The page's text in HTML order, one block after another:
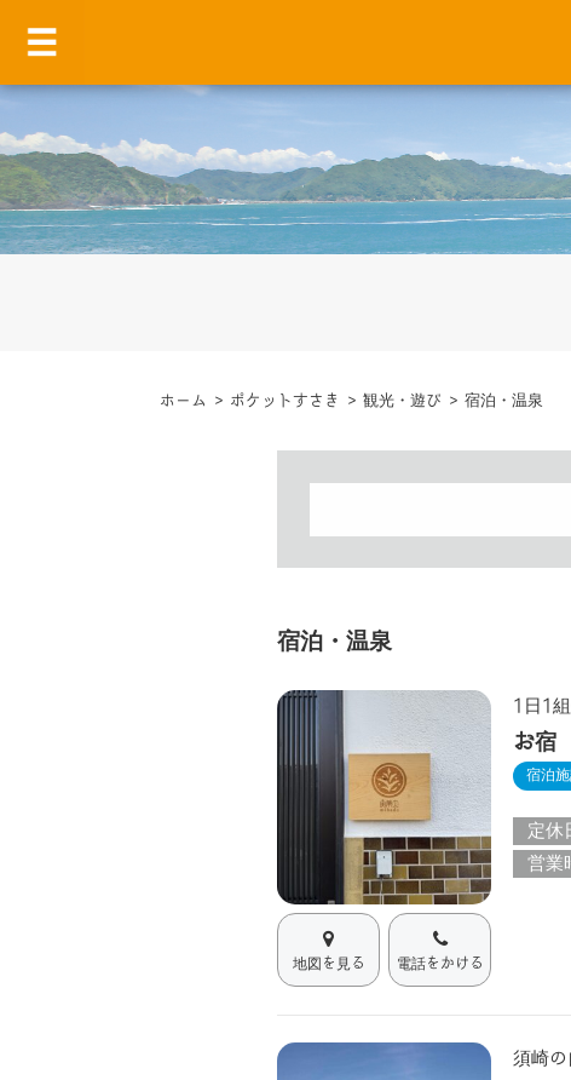
ホーム > ポケットすさき > 観光・遊び > 宿泊・温泉
宿泊・温泉
地図を見る 電話をかける
1日1
お宿
宿泊
定休
営業
須崎の